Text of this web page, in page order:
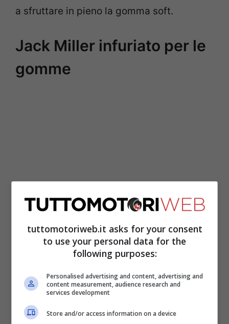
a sfruttare in pieno la gomma soft.
Jack Miller infuriato per le
gomme
L’asfalto “bucato” sembrava terreno fertile
per Jack, ma sul giro secco nel Q2non è
selvaggio. “Avevo una gomma dura nelle
veloce rispetto alle qualifiche. È successo
tuttomotoriweb.it asks for your consent
to use your personal data for the
following purposes:
Personalised advertising and content, advertising and
content measurement, audience research and
services development
Store and/or access information on a device